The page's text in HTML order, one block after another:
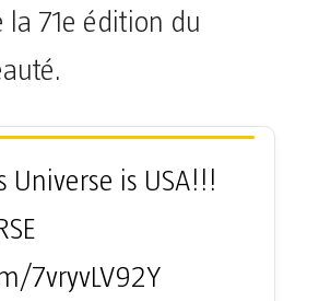
la 71e édition du
Universe is USA!!!
7vryvLV92Y